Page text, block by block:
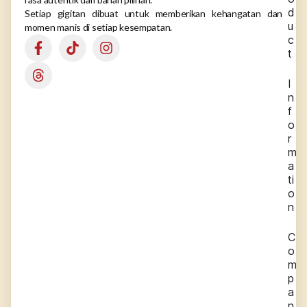
Setiap gigitan dibuat untuk memberikan kehangatan dan
momen manis di setiap kesempatan.
d
u
c
t
I
n
f
o
r
m
a
ti
o
n
C
o
m
p
a